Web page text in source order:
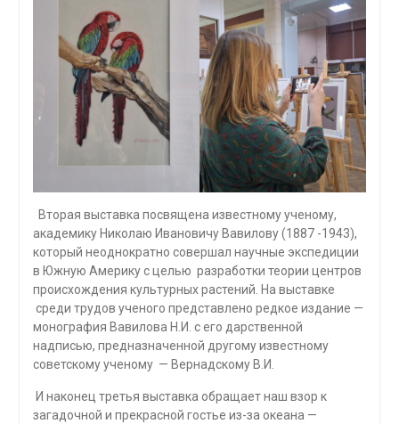
Вторая выставка посвящена известному ученому,
академику Николаю Ивановичу Вавилову (1887 -1943),
который неоднократно совершал научные экспедиции
в Южную Америку с целью разработки теории центров
происхождения культурных растений. На выставке
среди трудов ученого представлено редкое издание —
монография Вавилова Н.И. с его дарственной
надписью, предназначенной другому известному
советскому ученому — Вернадскому В.И.
И наконец третья выставка обращает наш взор к
загадочной и прекрасной гостье из-за океана —